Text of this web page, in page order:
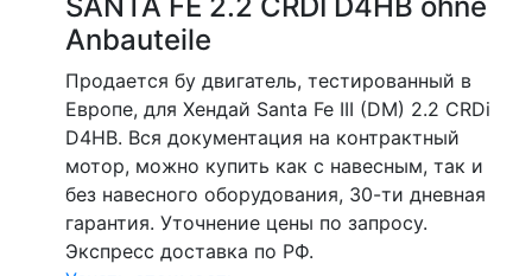
Anbauteile
Продается бу двигатель, тестированный в
Европе, для Хендай Santa Fe III (DM) 2.2 CRDi
D4HB. Вся документация на контрактный
мотор, можно купить как с навесным, так и
без навесного оборудования, 30-ти дневная
гарантия. Уточнение цены по запросу.
Экспресс доставка по РФ.